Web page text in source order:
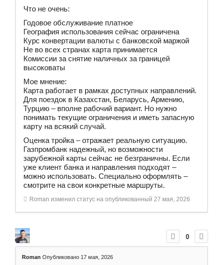
Что не очень:
Годовое обслуживание платное
География использования сейчас ограничена
Курс конвертации валюты с банковской маржой
Не во всех странах карта принимается
Комиссии за снятие наличных за границей
высоковаты
Мое мнение:
Карта работает в рамках доступных направлений.
Для поездок в Казахстан, Беларусь, Армению,
Турцию – вполне рабочий вариант. Но нужно
понимать текущие ограничения и иметь запасную
карту на всякий случай.
Оценка тройка – отражает реальную ситуацию.
Газпромбанк надежный, но возможности
зарубежной карты сейчас не безграничны. Если
уже клиент банка и направления подходят –
можно использовать. Специально оформлять –
смотрите на свои конкретные маршруты.
Roman изменил статус на опубликованный 27 мая, 2026
0
Roman Опубликовано 17 мая, 2026